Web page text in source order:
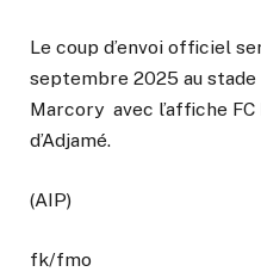
Le coup d’envoi officiel
septembre 2025 au
Marcory avec l’affiche FC
d’Adjamé.
(AIP)
fk/fmo